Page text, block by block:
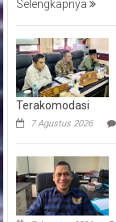
Selengkapnya
Terakomodasi
7 Agustus 2026